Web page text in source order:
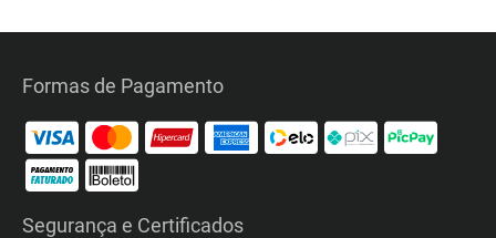
Formas de Pagamento
Segurança e Certificados